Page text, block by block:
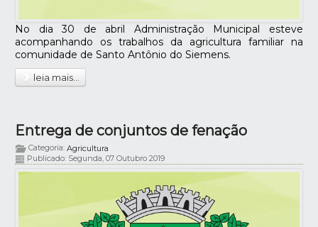
No dia 30 de abril Administração Municipal esteve
acompanhando os trabalhos da agricultura familiar na
comunidade de Santo Antônio do Siemens.
leia mais...
Entrega de conjuntos de fenação
Categoria:Agricultura
Publicado: Segunda, 07 Outubro 2019